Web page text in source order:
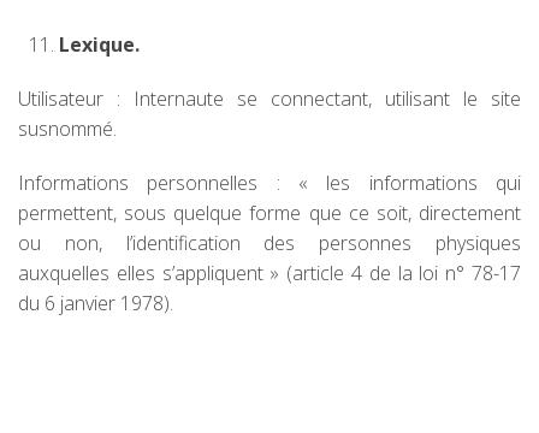
Lexique.
Utilisateur : Internaute se connectant, utilisant le site
susnommé.
Informations personnelles : « les informations qui
permettent, sous quelque forme que ce soit, directement
ou non, l’identification des personnes physiques
auxquelles elles s’appliquent » (article 4 de la loi n° 78-17
du 6 janvier 1978).